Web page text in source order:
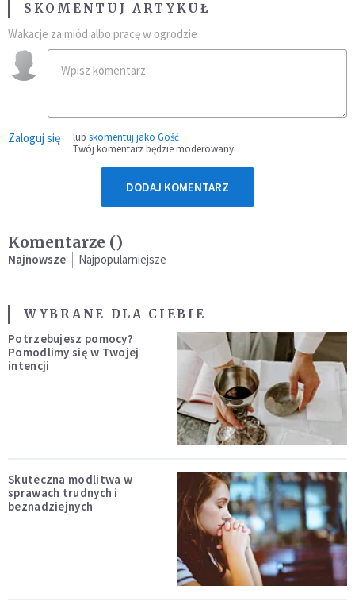
SKOMENTUJ ARTYKUŁ
Wakacje za miód albo pracę w ogrodzie
Zaloguj się lub skomentuj jako Gość
Twój komentarz będzie moderowany
DODAJ KOMENTARZ
Komentarze ()
Najnowsze Najpopularniejsze
WYBRANE DLA CIEBIE
Potrzebujesz pomocy?
Pomodlimy się w Twojej
intencji
Skuteczna modlitwa w
sprawach trudnych i
beznadziejnych